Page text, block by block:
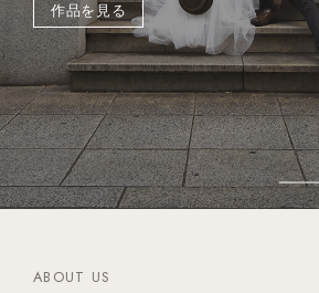
作品を見る
ABOUT US